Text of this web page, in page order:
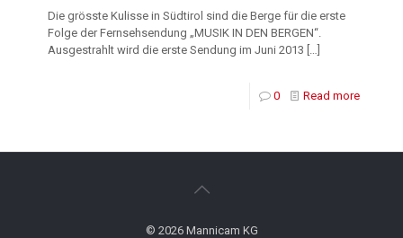
Die grösste Kulisse in Südtirol sind die Berge für die erste
Folge der Fernsehsendung „MUSIK IN DEN BERGEN“.
Ausgestrahlt wird die erste Sendung im Juni 2013 […]
0 Read more
© 2026 Mannicam KG